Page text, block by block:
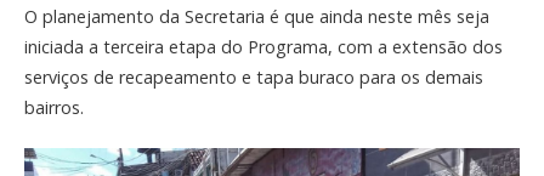
O planejamento da Secretaria é que ainda neste mês seja
iniciada a terceira etapa do Programa, com a extensão dos
serviços de recapeamento e tapa buraco para os demais
bairros.